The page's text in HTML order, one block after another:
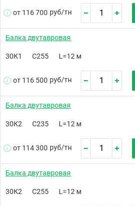
от 116 700 руб/тн
Балка двутавровая
30К1 С255 L=12 м
от 116 500 руб/тн
Балка двутавровая
30К2 С235 L=12 м
от 114 300 руб/тн
Балка двутавровая
30К2 С255 L=12 м